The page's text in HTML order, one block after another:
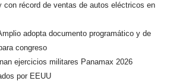
con récord de ventas de autos eléctricos en
adopta documento programático y de
congreso
ejercicios militares Panamax 2026
por EEUU